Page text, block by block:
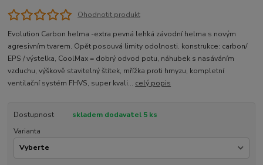
Ohodnotit produkt
Evolution Carbon helma -extra pevná lehká závodní helma s novým
agresivním tvarem. Opět posouvá limity odolnosti. konstrukce: carbon/
EPS / výstelka, CoolMax = dobrý odvod potu, náhubek s nasáváním
vzduchu, výškově stavitelný štítek, mřížka proti hmyzu, kompletní
ventilační systém FHVS, super kvali... celý popis
Dostupnost
skladem dodavatel 5 ks
Varianta